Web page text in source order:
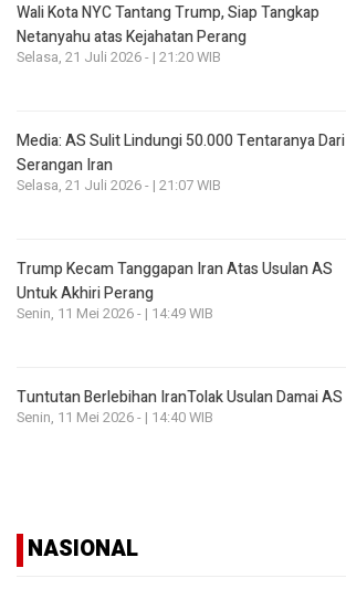
Wali Kota NYC Tantang Trump, Siap Tangkap
Netanyahu atas Kejahatan Perang
Selasa, 21 Juli 2026 - | 21:20 WIB
Media: AS Sulit Lindungi 50.000 Tentaranya Dari
Serangan Iran
Selasa, 21 Juli 2026 - | 21:07 WIB
Trump Kecam Tanggapan Iran Atas Usulan AS
Untuk Akhiri Perang
Senin, 11 Mei 2026 - | 14:49 WIB
Tuntutan Berlebihan IranTolak Usulan Damai AS
Senin, 11 Mei 2026 - | 14:40 WIB
NASIONAL